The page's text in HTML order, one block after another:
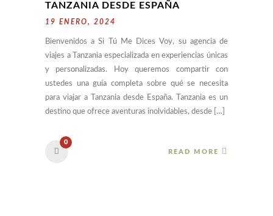
TANZANIA DESDE ESPAÑA
19 ENERO, 2024
Bienvenidos a Si Tú Me Dices Voy, su agencia de
viajes a Tanzania especializada en experiencias únicas
y personalizadas. Hoy queremos compartir con
ustedes una guía completa sobre qué se necesita
para viajar a Tanzania desde España. Tanzania es un
destino que ofrece aventuras inolvidables, desde […]
0
READ MORE